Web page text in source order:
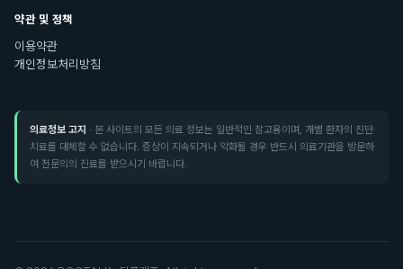
약관 및 정책
이용약관
개인정보처리방침
의료정보 고지 · 본 사이트의 모든 의료 정보는 일반적인 참고용이며, 개별 환자의 진단·
치료를 대체할 수 없습니다. 증상이 지속되거나 악화될 경우 반드시 의료기관을 방문하
여 전문의의 진료를 받으시기 바랍니다.